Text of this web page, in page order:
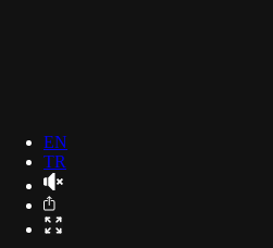
EN
TR